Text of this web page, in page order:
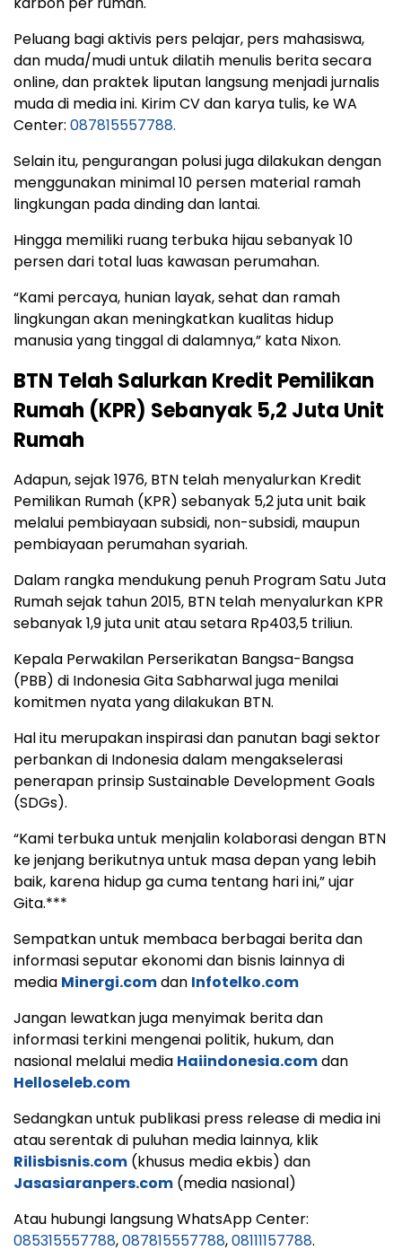
Peluang bagi aktivis pers pelajar, pers mahasiswa,
dan muda/mudi untuk dilatih menulis berita secara
online, dan praktek liputan langsung menjadi jurnalis
muda di media ini. Kirim CV dan karya tulis, ke WA
Center: 087815557788.
Selain itu, pengurangan polusi juga dilakukan dengan
menggunakan minimal 10 persen material ramah
lingkungan pada dinding dan lantai.
Hingga memiliki ruang terbuka hijau sebanyak 10
persen dari total luas kawasan perumahan.
“Kami percaya, hunian layak, sehat dan ramah
lingkungan akan meningkatkan kualitas hidup
manusia yang tinggal di dalamnya,” kata Nixon.
BTN Telah Salurkan Kredit Pemilikan
Rumah (KPR) Sebanyak 5,2 Juta Unit
Rumah
Adapun, sejak 1976, BTN telah menyalurkan Kredit
Pemilikan Rumah (KPR) sebanyak 5,2 juta unit baik
melalui pembiayaan subsidi, non-subsidi, maupun
pembiayaan perumahan syariah.
Dalam rangka mendukung penuh Program Satu Juta
Rumah sejak tahun 2015, BTN telah menyalurkan KPR
sebanyak 1,9 juta unit atau setara Rp403,5 triliun.
Kepala Perwakilan Perserikatan Bangsa-Bangsa
(PBB) di Indonesia Gita Sabharwal juga menilai
komitmen nyata yang dilakukan BTN.
Hal itu merupakan inspirasi dan panutan bagi sektor
perbankan di Indonesia dalam mengakselerasi
penerapan prinsip Sustainable Development Goals
(SDGs).
“Kami terbuka untuk menjalin kolaborasi dengan BTN
ke jenjang berikutnya untuk masa depan yang lebih
baik, karena hidup ga cuma tentang hari ini,” ujar
Gita.***
Sempatkan untuk membaca berbagai berita dan
informasi seputar ekonomi dan bisnis lainnya di
media Minergi.comdan Infotelko.com
Jangan lewatkan juga menyimak berita dan
informasi terkini mengenai politik, hukum, dan
nasional melalui media Haiindonesia.comdan
Helloseleb.com
Sedangkan untuk publikasi press release di media ini
atau serentak di puluhan media lainnya, klik
Rilisbisnis.com (khusus media ekbis) dan
Jasasiaranpers.com (media nasional)
Atau hubungi langsung WhatsApp Center:
085315557788,087815557788,08111157788.